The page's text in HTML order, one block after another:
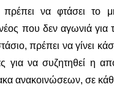
πρέπει να φτάσει το
που δεν αγωνιά
πρέπει να γίνει
για να συζητηθεί η
ανακοινώσεων, σε